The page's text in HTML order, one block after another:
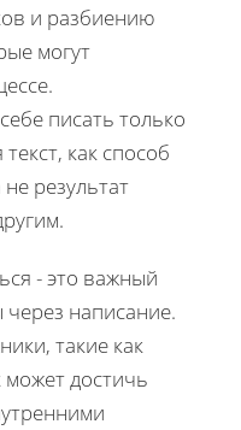
и разбиению
могут
писать только
как способ
результат
- это важный
написание.
такие как
может достичь